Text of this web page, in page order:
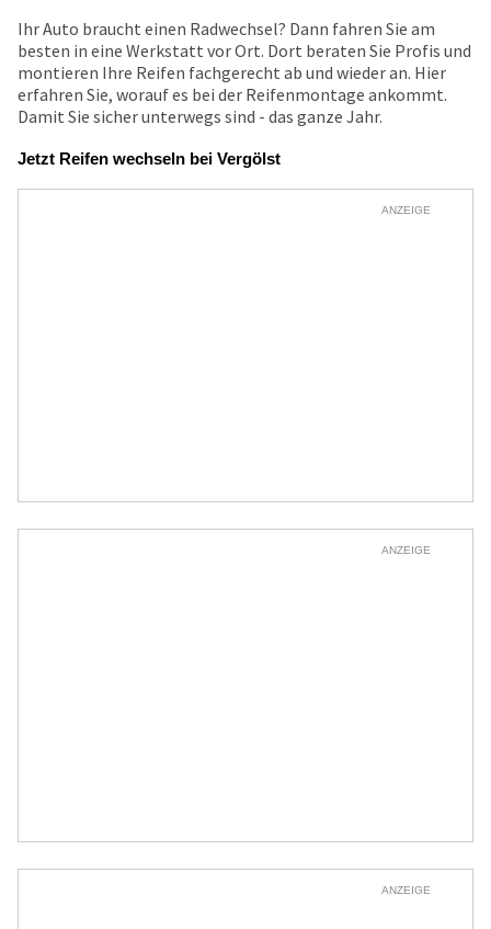
Ihr Auto braucht einen Radwechsel? Dann fahren Sie am
besten in eine Werkstatt vor Ort. Dort beraten Sie Profis und
montieren Ihre Reifen fachgerecht ab und wieder an. Hier
erfahren Sie, worauf es bei der Reifenmontage ankommt.
Damit Sie sicher unterwegs sind - das ganze Jahr.
Jetzt Reifen wechseln bei Vergölst
ANZEIGE
ANZEIGE
ANZEIGE